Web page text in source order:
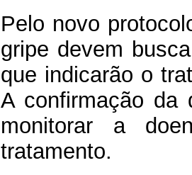
Pelo novo
gripe devem
que indicarão o
A confirmação da
monitorar a
tratamento.